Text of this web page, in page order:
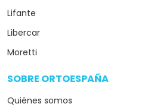
Lifante
Libercar
Moretti
SOBRE ORTOESPAÑA
Quiénes somos